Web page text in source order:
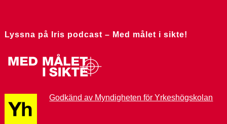
Lyssna på Iris podcast – Med målet i sikte!
Godkänd av Myndigheten för Yrkeshögskolan